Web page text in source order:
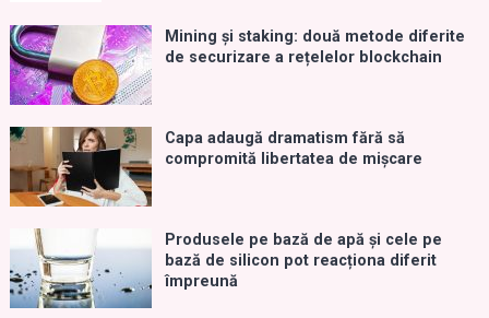
Mining și staking: două metode diferite
de securizare a rețelelor blockchain
Capa adaugă dramatism fără să
compromită libertatea de mișcare
Produsele pe bază de apă și cele pe
bază de silicon pot reacționa diferit
împreună